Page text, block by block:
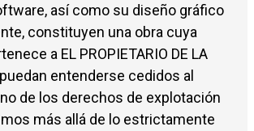
así como su diseño gráfico
constituyen una obra cuya
a EL PROPIETARIO DE LA
entenderse cedidos al
de los derechos de explotación
más allá de lo estrictamente